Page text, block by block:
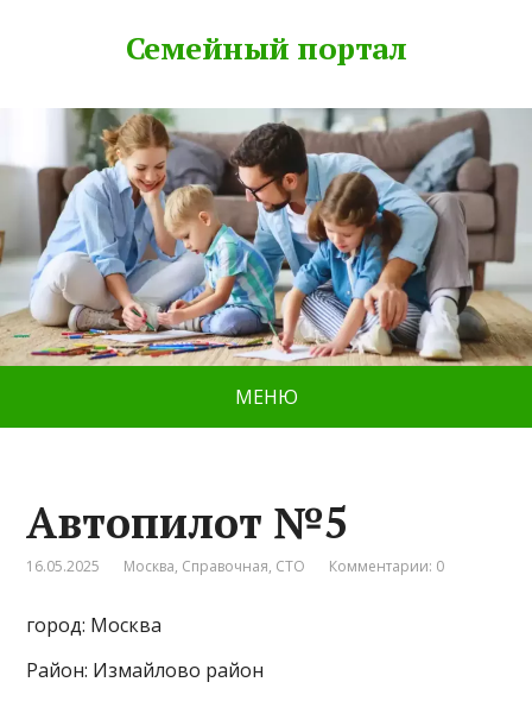
Семейный портал
МЕНЮ
Автопилот №5
16.05.2025 Москва, Справочная, СТО Комментарии: 0
город: Москва
Район: Измайлово район